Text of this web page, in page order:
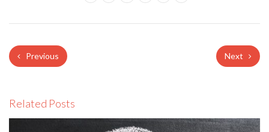
Previous Next
Related Posts